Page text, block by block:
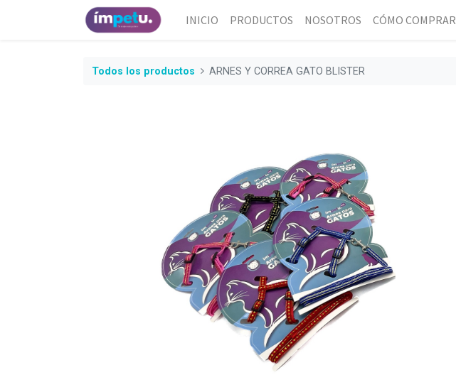
INICIO PRODUCTOS NOSOTROS CÓMO COMPRAR
Todos los productos ARNES Y CORREA GATO BLISTER